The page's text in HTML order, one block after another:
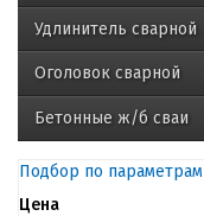
Удлинитель сварной
Оголовок сварной
Бетонные ж/б сваи
Подбор по параметрам
Цена